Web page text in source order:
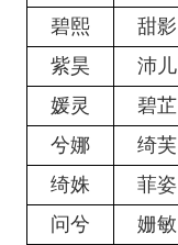
碧熙
甜影
紫昊
沛儿
媛灵
碧芷
兮娜
绮芙
绮姝
菲姿
问兮
姗敏